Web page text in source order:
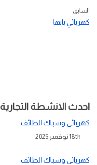
السابق
كهربائي بابها
احدث الانشطة التجارية
كهربائي وسباك الطائف
18th نوفمبر 2025
كهربائي وسباك الطائف